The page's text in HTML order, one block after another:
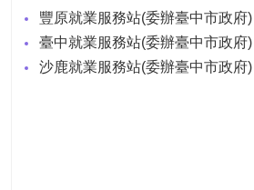
豐原就業服務站(委辦臺中市政府)
臺中就業服務站(委辦臺中市政府)
沙鹿就業服務站(委辦臺中市政府)